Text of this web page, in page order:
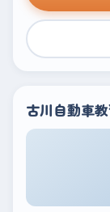
古川自動車